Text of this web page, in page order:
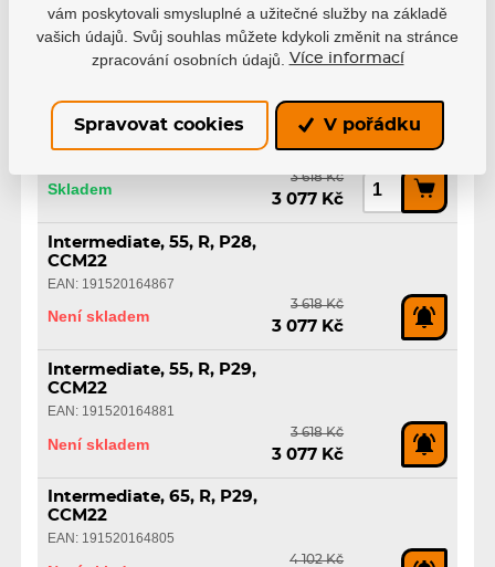
Varianty
Intermediate, 55, L, P28,
CCM22
Skladem
3 618 Kč
3 077 Kč
Intermediate, 55, R, P28,
CCM22
EAN: 191520164867
Není skladem
3 618 Kč
3 077 Kč
Intermediate, 55, R, P29,
CCM22
EAN: 191520164881
Není skladem
3 618 Kč
3 077 Kč
Intermediate, 65, R, P29,
CCM22
EAN: 191520164805
4 102 Kč
vám poskytovali smysluplné a užitečné služby na základě
vašich údajů. Svůj souhlas můžete kdykoli změnit na stránce
zpracování osobních údajů.
Více informací
Spravovat cookies V pořádku